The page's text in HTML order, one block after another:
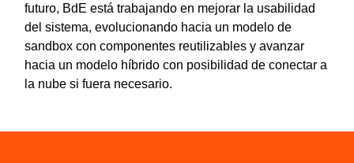
futuro, BdE está trabajando en mejorar la usabilidad
del sistema, evolucionando hacia un modelo de
sandbox con componentes reutilizables y avanzar
hacia un modelo híbrido con posibilidad de conectar a
la nube si fuera necesario.